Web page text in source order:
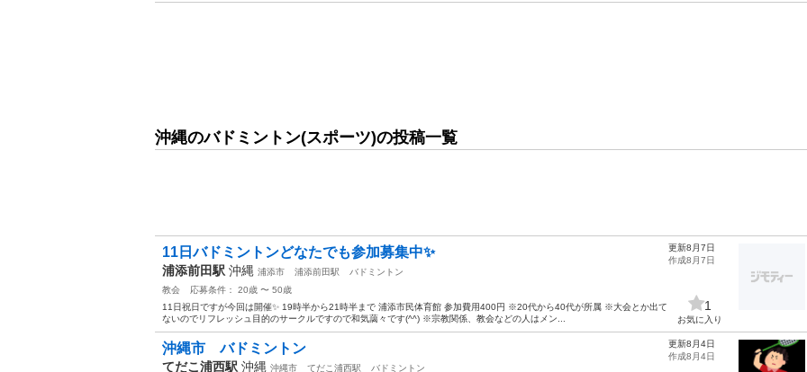
沖縄のバドミントン(スポーツ)の投稿一覧
11日バドミントンどなたでも参加募集中✨
浦添前田駅 沖縄 浦添市 浦添前田駅
バドミントン
教会
応募条件： 20歳 〜 50歳
11日祝日ですが今回は開催✨ 19時半から21時半まで 浦添市民体育館 参加費用400円 ※20代から40代が所属 ※大会とか出て
ないのでリフレッシュ目的のサークルですので和気藹々です(^^) ※宗教関係、教会などの人はメン...
更新8月7日
作成8月7日
1
お気に入り
沖縄市 バドミントン
てだこ浦西駅 沖縄 沖縄市 てだこ浦西駅 バドミントン
更新8月4日
作成8月4日